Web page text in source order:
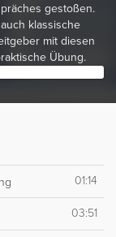
gestoßen.
klassische
mit diesen
Übung.
01:14
03:51